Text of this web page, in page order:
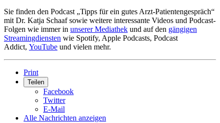
Sie finden den Podcast „Tipps für ein gutes Arzt-Patientengespräch“
mit Dr. Katja Schaaf sowie weitere interessante Videos und Podcast-
Folgen wie immer in unserer Mediathek und auf den gängigen
Streamingdiensten wie Spotify, Apple Podcasts, Podcast
Addict, YouTube und vielen mehr.
Print
Teilen
Facebook
Twitter
E-Mail
Alle Nachrichten anzeigen